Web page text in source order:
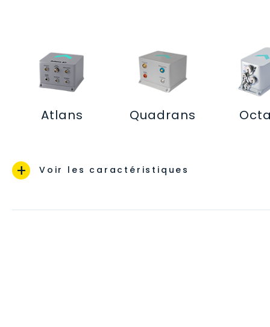
Atlans Quadrans
+ Voir les caractéristiques